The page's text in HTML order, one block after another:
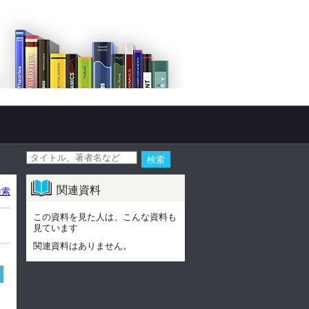
関連資料
この資料を見た人は、こんな資料も
見ています
関連資料はありません。